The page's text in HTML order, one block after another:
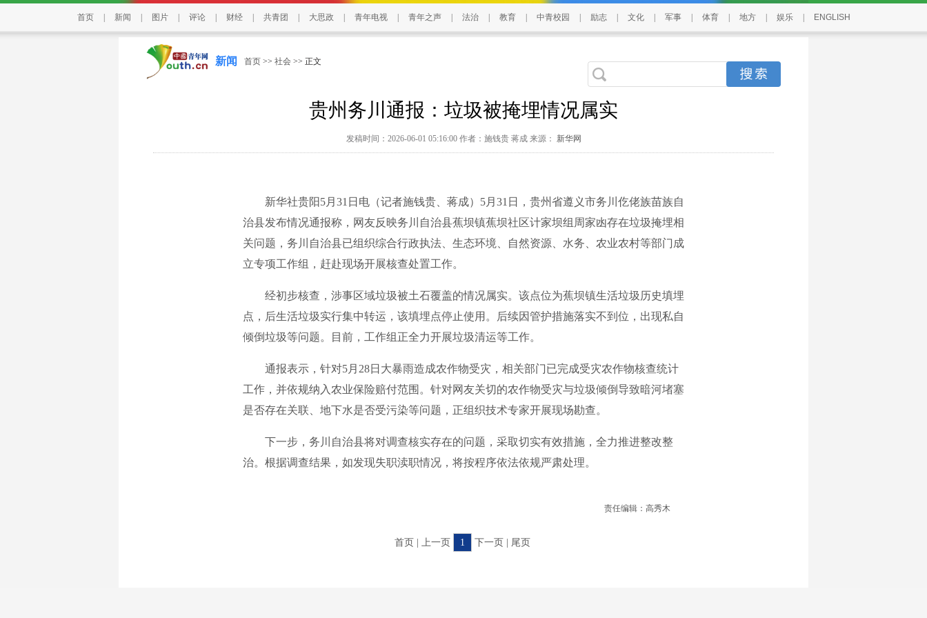
首页 新闻 图片 评论 财经 共青团 大思政 青年电视 青年之声 法治 教育 中青校园 励志 文化 军事 体育 地方 娱乐 ENGLISH
新闻 首页 >> 社会 >> 正文
贵州务川通报：垃圾被掩埋情况属实
发稿时间：2026-06-01 05:16:00 作者：施钱贵 蒋成 来源： 新华网
新华社贵阳5月31日电（记者施钱贵、蒋成）5月31日，贵州省遵义市务川仡佬族苗族自
治县发布情况通报称，网友反映务川自治县蕉坝镇蕉坝社区计家坝组周家凼存在垃圾掩埋相
关问题，务川自治县已组织综合行政执法、生态环境、自然资源、水务、农业农村等部门成
立专项工作组，赶赴现场开展核查处置工作。
经初步核查，涉事区域垃圾被土石覆盖的情况属实。该点位为蕉坝镇生活垃圾历史填埋
点，后生活垃圾实行集中转运，该填埋点停止使用。后续因管护措施落实不到位，出现私自
倾倒垃圾等问题。目前，工作组正全力开展垃圾清运等工作。
通报表示，针对5月28日大暴雨造成农作物受灾，相关部门已完成受灾农作物核查统计
工作，并依规纳入农业保险赔付范围。针对网友关切的农作物受灾与垃圾倾倒导致暗河堵塞
是否存在关联、地下水是否受污染等问题，正组织技术专家开展现场勘查。
下一步，务川自治县将对调查核实存在的问题，采取切实有效措施，全力推进整改整
治。根据调查结果，如发现失职渎职情况，将按程序依法依规严肃处理。
责任编辑：高秀木
首页 | 上一页 1 下一页 | 尾页